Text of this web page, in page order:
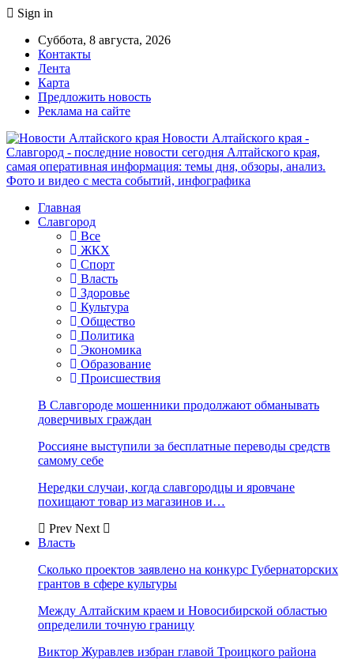
Sign in
Суббота, 8 августа, 2026
Контакты
Лента
Карта
Предложить новость
Реклама на сайте
Новости Алтайского края -
Славгород - последние новости сегодня Алтайского края,
самая оперативная информация: темы дня, обзоры, анализ.
Фото и видео с места событий, инфографика
Главная
Славгород
Все
ЖКХ
Спорт
Власть
Здоровье
Культура
Общество
Политика
Экономика
Образование
Происшествия
В Славгороде мошенники продолжают обманывать
доверчивых граждан
Россияне выступили за бесплатные переводы средств
самому себе
Нередки случаи, когда славгородцы и яровчане
похищают товар из магазинов и…
Prev Next
Власть
Сколько проектов заявлено на конкурс Губернаторских
грантов в сфере культуры
Между Алтайским краем и Новосибирской областью
определили точную границу
Виктор Журавлев избран главой Троицкого района